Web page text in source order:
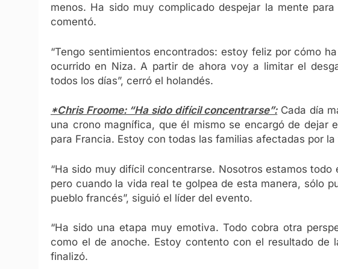
menos. Ha sido muy complicado despejar la mente
comentó.
“Tengo sentimientos encontrados: estoy feliz por cómo
ocurrido en Niza. A partir de ahora voy a limitar el
todos los días”, cerró el holandés.
*Chris Froome: “Ha sido difícil concentrarse”:Cada día
una crono magnífica, que él mismo se encargó de dejar
para Francia. Estoy con todas las familias afectadas por la
“Ha sido muy difícil concentrarse. Nosotros estamos
pero cuando la vida real te golpea de esta manera, sólo
pueblo francés”, siguió el líder del evento.
“Ha sido una etapa muy emotiva. Todo cobra otra
como el de anoche. Estoy contento con el resultado de
finalizó.